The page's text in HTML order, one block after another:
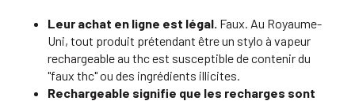
Leur achat en ligne est légal. Faux. Au Royaume-
Uni, tout produit prétendant être un stylo à vapeur
rechargeable au thc est susceptible de contenir du
"faux thc" ou des ingrédients illicites.
Rechargeable signifie que les recharges sont